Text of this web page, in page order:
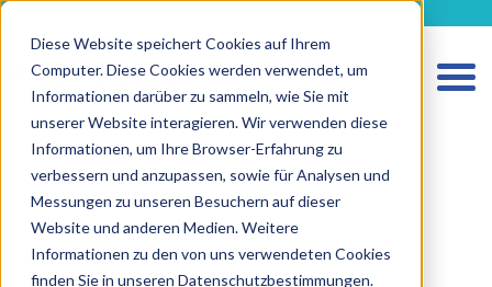
Diese Website speichert Cookies auf Ihrem
Computer. Diese Cookies werden verwendet, um
Informationen darüber zu sammeln, wie Sie mit
unserer Website interagieren. Wir verwenden diese
Informationen, um Ihre Browser-Erfahrung zu
verbessern und anzupassen, sowie für Analysen und
Messungen zu unseren Besuchern auf dieser
Website und anderen Medien. Weitere
Informationen zu den von uns verwendeten Cookies
finden Sie in unseren Datenschutzbestimmungen.